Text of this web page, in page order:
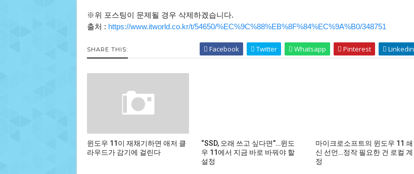
※위 포스팅이 문제될 경우 삭제하겠습니다.
출처 : https://www.itworld.co.kr/t/54650/%EC%9C%88%EB%8F%84%EC%9A%B0/348751
SHARE THIS: Facebook Twitter Whatsapp Pinterest Linkedin
윈도우 11이 재채기하면 애저 클
라우드가 감기에 걸린다
“SSD, 오래 쓰고 싶다면”…윈도
우 11에서 지금 바로 바꿔야 할
설정
마이크로소프트의 윈도우 11 쇄
신 선언…정작 필요한 건 로컬 계
정